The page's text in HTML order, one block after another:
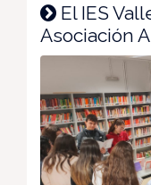
El IES
Asociación